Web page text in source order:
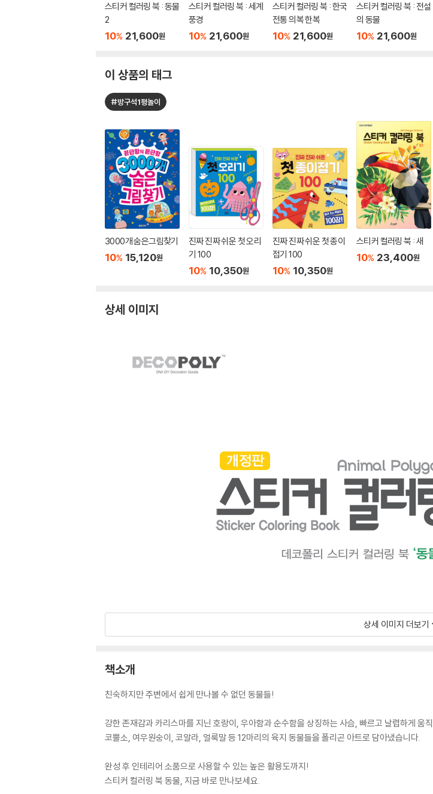
스티커 컬러링 북 : 동물
2
10% 21,600원
스티커 컬러링 북 : 세계
풍경
10% 21,600원
스티커 컬러링 북 : 한국
전통 의복 한복
10% 21,600원
스티커 컬러링 북 : 전설
의 동물
10% 21,600원
이 상품의 태그
#방구석1평놀이
3000개 숨은그림찾기
10% 15,120원
진짜 진짜 쉬운 첫 오리
기 100
10% 10,350원
진짜 진짜 쉬운 첫 종이
접기 100
10% 10,350원
스티커 컬러링 북 : 새
10% 23,400원
상세 이미지
상세 이미지 더보기
책소개
친숙하지만 주변에서 쉽게 만나볼 수 없던 동물들!
강한 존재감과 카리스마를 지닌 호랑이, 우아함과 순수함을 상징하는 사슴, 빠르고 날렵하게
코뿔소, 여우원숭이, 코알라, 얼룩말 등 12마리의 육지 동물들을 폴리곤 아트로 담아냈습니다.
완성 후 인테리어 소품으로 사용할 수 있는 높은 활용도까지!
스티커 컬러링 북 동물, 지금 바로 만나보세요.